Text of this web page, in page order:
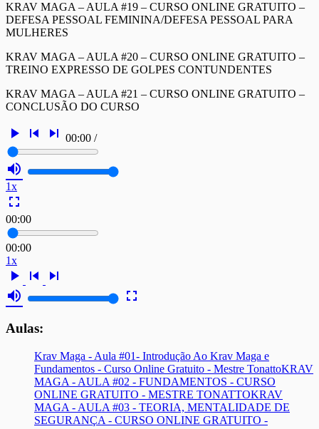
KRAV MAGA – AULA #19 – CURSO ONLINE GRATUITO –
DEFESA PESSOAL FEMININA/DEFESA PESSOAL PARA
MULHERES
KRAV MAGA – AULA #20 – CURSO ONLINE GRATUITO –
TREINO EXPRESSO DE GOLPES CONTUNDENTES
KRAV MAGA – AULA #21 – CURSO ONLINE GRATUITO –
CONCLUSÃO DO CURSO
play_arrow skip_previous skip_next 00:00 /
volume_up
1x
fullscreen
00:00
00:00
1x
play_arrow skip_previous
skip_next
volume_up
fullscreen
Aulas:
Krav Maga - Aula #01- Introdução Ao Krav Maga e
Fundamentos - Curso Online Gratuito - Mestre TonattoKRAV
MAGA - AULA #02 - FUNDAMENTOS - CURSO
ONLINE GRATUITO - MESTRE TONATTOKRAV
MAGA - AULA #03 - TEORIA, MENTALIDADE DE
SEGURANÇA - CURSO ONLINE GRATUITO -